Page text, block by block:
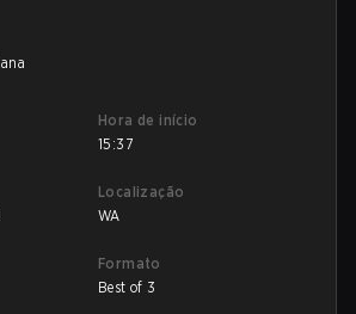
Hora de início
15:37
Localização
WA
Formato
Best of 3